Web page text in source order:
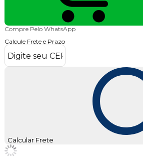
Compre Pelo WhatsApp
Calcule Frete e Prazo
Calcular Frete